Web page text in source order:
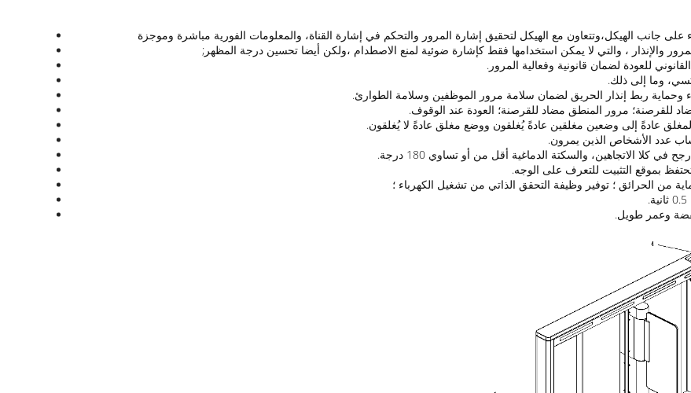
جانب الهيكل،وتتعاون مع الهيكل لتحقيق إشارة المرور والتحكم في إشارة القناة، والمعلومات الفورية مباشرة وموجزة
والإنذار ، والتي لا يمكن استخدامها فقط كإشارة ضوئية لمنع الاصطدام ،ولكن أيضا تحسين درجة المظهر;
للعودة لضمان قانونية وفعالية المرور.
وما إلى ذلك.
للقرصنة؛ مرور المنطق مضاد للقرصنة؛ العودة عند الوقوف.
عادةً إلى وضعين مغلقين عادةً يُغلقون ووضع مغلق عادةً لا يُغلقون.
عدد الأشخاص الذين يمرون.
كلا الاتجاهين، والسكتة الدماغية أقل من أو تساوي 180 درجة.
من الحرائق ؛ توفير وظيفة التحقق الذاتي من تشغيل الكهرباء ؛
وعمر طويل.